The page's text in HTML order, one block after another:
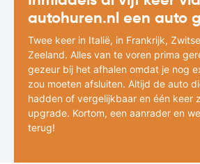
autohuren.nl een auto
Twee keer in Italië, in Frankrijk,
Zeeland. Alles van te voren prima
gezeur bij het afhalen omdat je nog
zou moeten afsluiten. Altijd de auto
hadden of vergelijkbaar en één keer
upgrade. Kortom, een aanrader en
terug!